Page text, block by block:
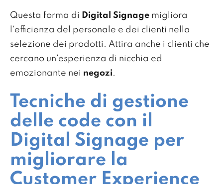
Questa forma di Digital Signage migliora
l'efficienza del personale e dei clienti nella
selezione dei prodotti. Attira anche i clienti che
cercano un'esperienza di nicchia ed
emozionante nei negozi.
Tecniche di gestione
delle code con il
Digital Signage per
migliorare la
Customer Experience